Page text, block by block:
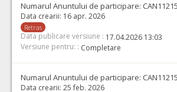
Numarul Anuntului de participare:
Data crearii: 16 apr. 2026
Retras
Data publicare versiune : 17.04.2026 13:03
Versiune pentru: : Completare
Numarul Anuntului de participare:
Data crearii: 25 feb. 2026